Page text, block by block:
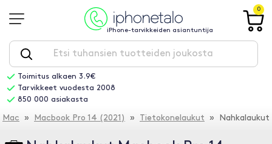
iPhone-tarvikkeiden asiantuntija
0
Toimitus alkaen 3.9€
Tarvikkeet vuodesta 2008
850 000 asiakasta
Mac » Macbook Pro 14 (2021) » Tietokonelaukut » Nahkalaukut